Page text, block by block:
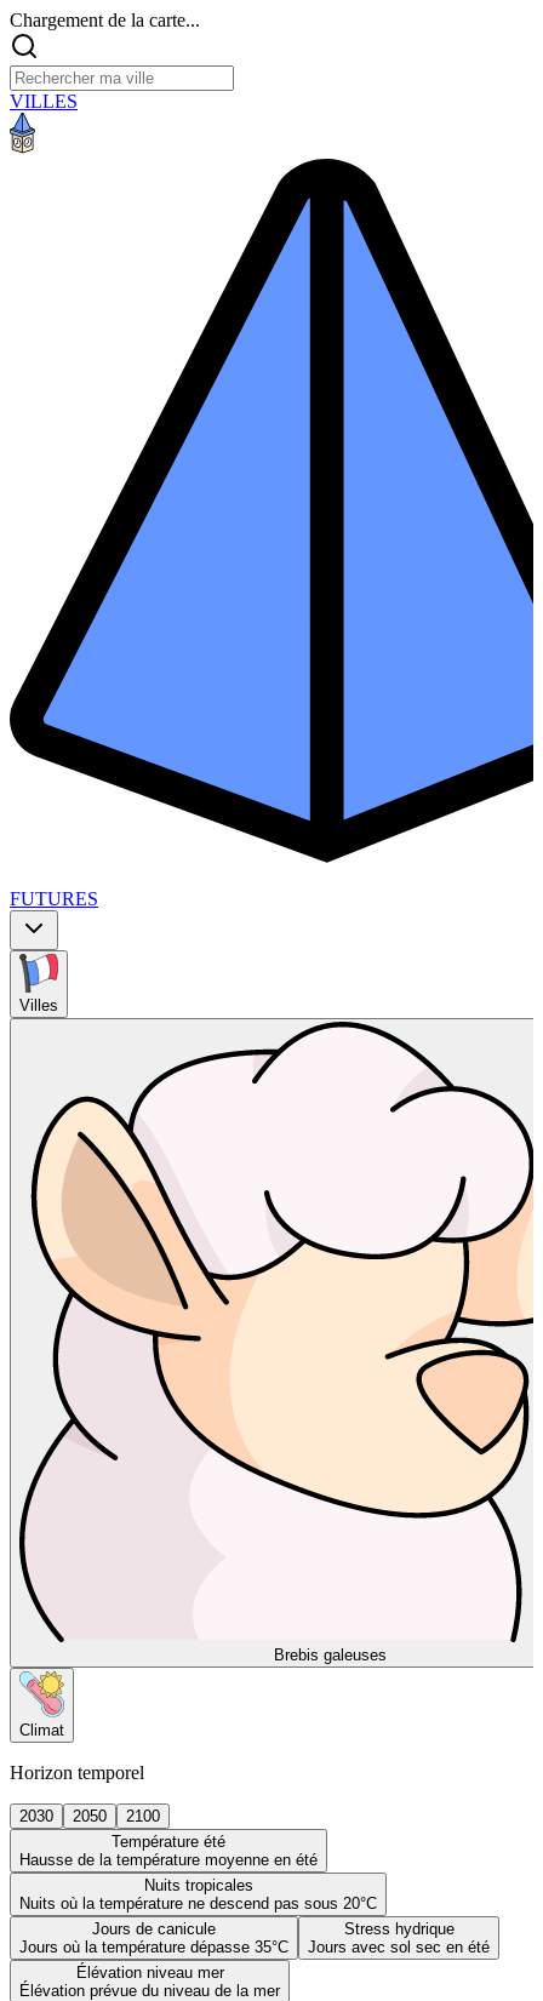
Chargement de la carte...
VILLES
FUTURES
Villes
Brebis galeuses
Climat
Horizon temporel
2030 2050
2100
Température été
Hausse de la température moyenne en été
Nuits tropicales
Nuits où la température ne descend pas sous 20°C
Jours de canicule
Jours où la température dépasse 35°C
Stress hydrique
Jours avec sol sec en été
Élévation niveau mer
Élévation prévue du niveau de la mer